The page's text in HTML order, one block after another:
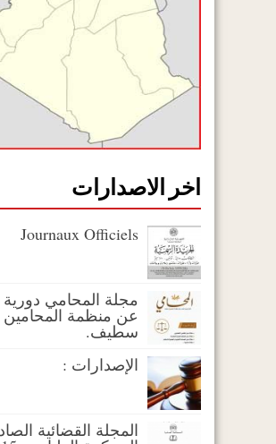
اخر الاصدارات
Journaux Officiels
مجلة المحامي
عن منظمة المحامين
سطيف.
الإصدارات :
المجلة القضائية